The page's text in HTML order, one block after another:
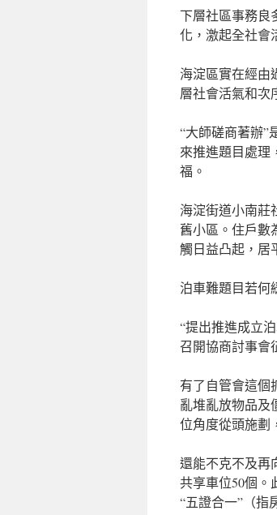
下層社區事務良
化，激起全社會
海淀區實在經由
層社會活氣和次
“大師磋商著辦”
來推進題目處理
福。
海淀街道小南莊
舊小區。住戶數
觸日益凸起，居
泊車難題目若何
“提出推進成立
召開協商討事會
有了自管會這個
亂堆亂放物品及
位角度從頭施劃
還能不克不及再
共享車位50個。
“五證合一”（指